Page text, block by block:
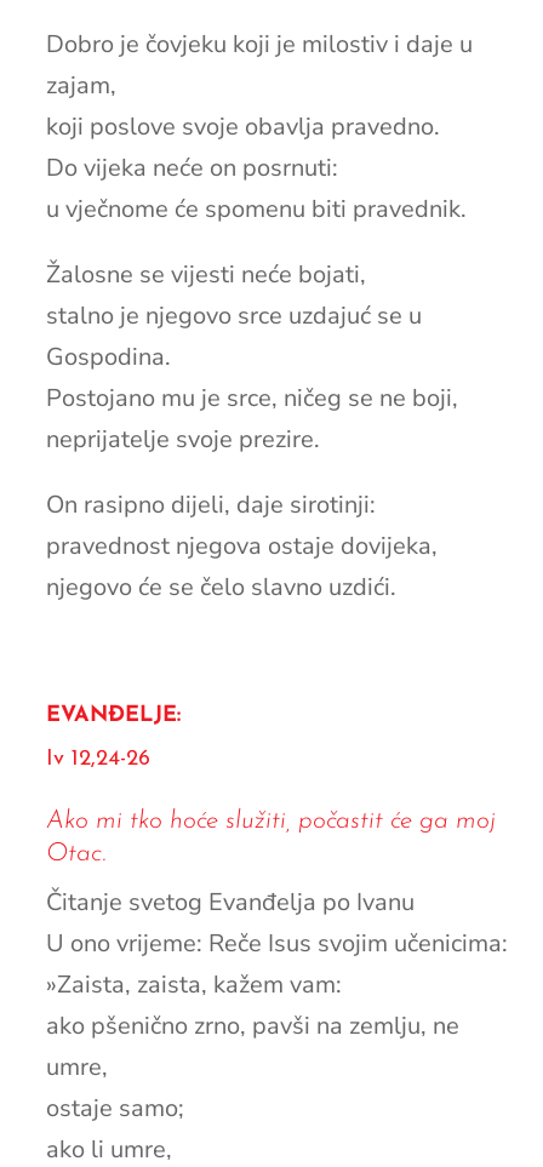
Dobro je čovjeku koji je milostiv i daje u
zajam,
koji poslove svoje obavlja pravedno.
Do vijeka neće on posrnuti:
u vječnome će spomenu biti pravednik.
Žalosne se vijesti neće bojati,
stalno je njegovo srce uzdajuć se u
Gospodina.
Postojano mu je srce, ničeg se ne boji,
neprijatelje svoje prezire.
On rasipno dijeli, daje sirotinji:
pravednost njegova ostaje dovijeka,
njegovo će se čelo slavno uzdići.
EVANĐELJE:
Iv 12,24-26
Ako mi tko hoće služiti, počastit će ga moj
Otac.
Čitanje svetog Evanđelja po Ivanu
U ono vrijeme: Reče Isus svojim učenicima:
»Zaista, zaista, kažem vam:
ako pšenično zrno, pavši na zemlju, ne
umre,
ostaje samo;
ako li umre,